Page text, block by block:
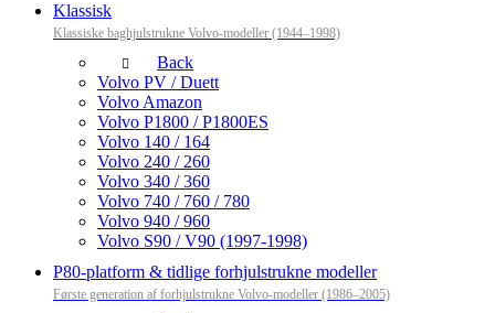
Klassisk
Klassiske baghjulstrukne Volvo-modeller (1944–1998)
Back
Volvo PV / Duett
Volvo Amazon
Volvo P1800 / P1800ES
Volvo 140 / 164
Volvo 240 / 260
Volvo 340 / 360
Volvo 740 / 760 / 780
Volvo 940 / 960
Volvo S90 / V90 (1997-1998)
P80-platform & tidlige forhjulstrukne modeller
Første generation af forhjulstrukne Volvo-modeller (1986–2005)